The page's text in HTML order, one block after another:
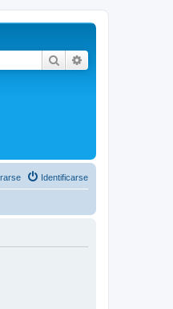
Buscar
Identificarse